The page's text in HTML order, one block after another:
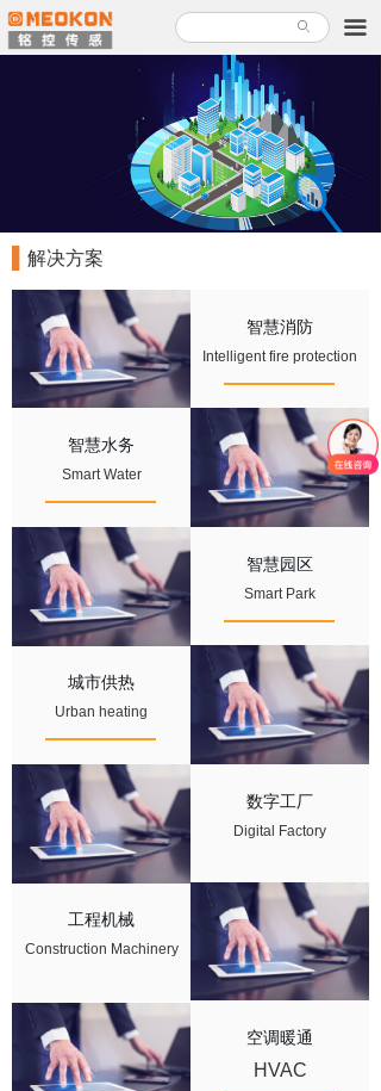
끀
首页
服务支持
新闻故事
加入铭控
联系我们
产品使用指南
ꄙ
解决方案
Intelligent fire protection
智慧消防
Smart Water
智慧水务
Smart Park
智慧园区
Urban heating
城市供热
Digital Factory
数字工厂
Construction Machinery
工程机械
HVAC
空调暖通